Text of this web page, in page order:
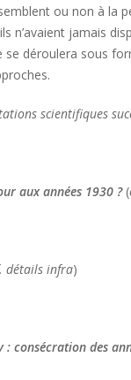
ou non à la
n’avaient jamais
déroulera sous
scientifiques
aux années 1930 ? (
détails infra)
consécration des